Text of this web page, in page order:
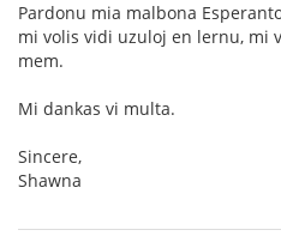
Pardonu mia malbona
mi volis vidi uzuloj en lernu, mi
mem.
Mi dankas vi multa.
Sincere,
Shawna